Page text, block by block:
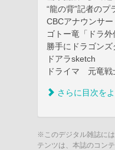
“龍の背”記者のプ
CBCアナウンサ
ゴトー竜「ドラ外
勝手にドラゴン
ドアラsketch
ドライマ 元竜
さらに目次を
※このデジタル雑誌に
テンツは、本誌のコン